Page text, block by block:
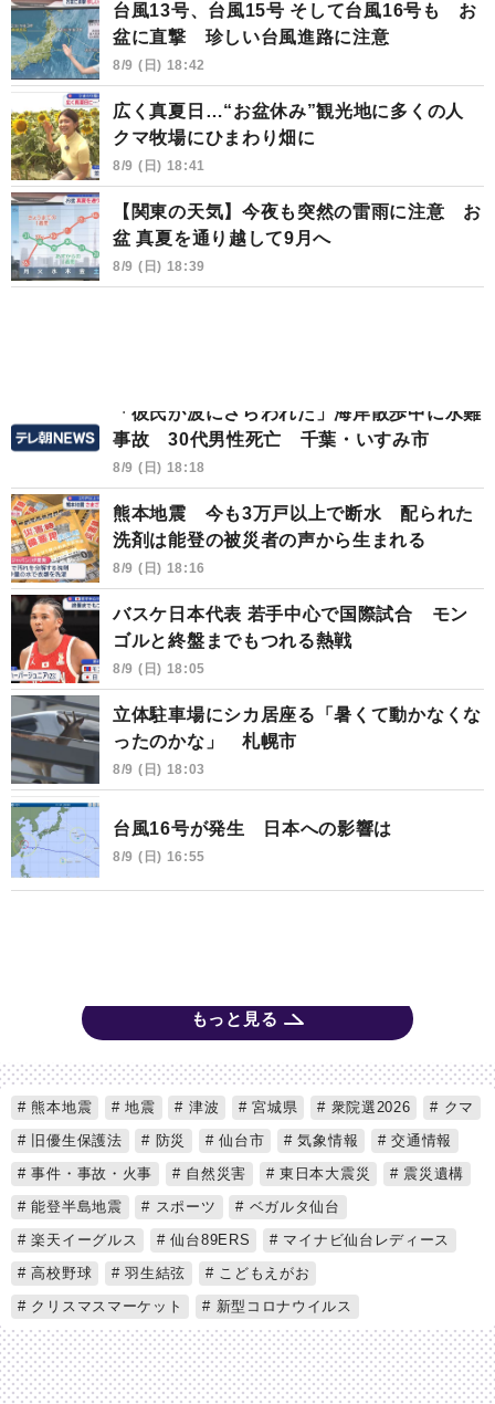
台風13号、台風15号 そして台風16号も お
盆に直撃 珍しい台風進路に注意
8/9 (日) 18:42
広く真夏日…“お盆休み”観光地に多くの人
クマ牧場にひまわり畑に
8/9 (日) 18:41
【関東の天気】今夜も突然の雷雨に注意 お
盆 真夏を通り越して9月へ
8/9 (日) 18:39
「彼氏が波にさらわれた」海岸散歩中に水難
事故 30代男性死亡 千葉・いすみ市
8/9 (日) 18:18
熊本地震 今も3万戸以上で断水 配られた
洗剤は能登の被災者の声から生まれる
8/9 (日) 18:16
バスケ日本代表 若手中心で国際試合 モン
ゴルと終盤までもつれる熱戦
8/9 (日) 18:05
立体駐車場にシカ居座る「暑くて動かなくな
ったのかな」 札幌市
8/9 (日) 18:03
台風16号が発生 日本への影響は
8/9 (日) 16:55
もっと見る
熊本地震 地震 津波 宮城県 衆院選2026
クマ
旧優生保護法
防災 仙台市 気象情報
交通情報
事件・事故・火事
自然災害 東日本大震災
震災遺構
能登半島地震
スポーツ
ベガルタ仙台
楽天イーグルス
仙台89ERS
マイナビ仙台レディース
高校野球
羽生結弦
こどもえがお
クリスマスマーケット
新型コロナウイルス